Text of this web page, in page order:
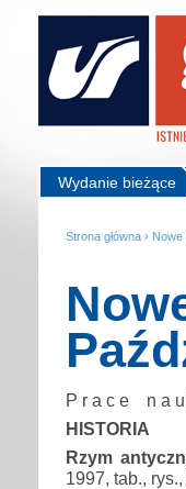
Wydanie bieżące
Strona główna ›
P r a c e n a u
HISTORIA
Rzym
1997, tab.,